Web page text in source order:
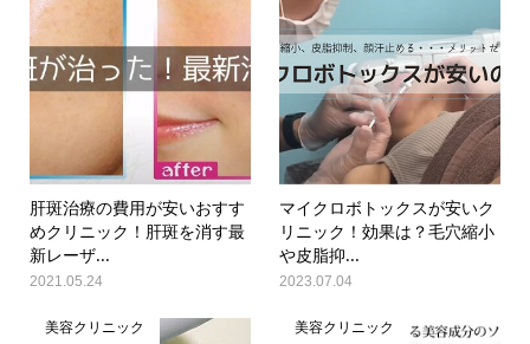
肝斑治療の費用が安いおすす
めクリニック！肝斑を消す最
新レーザ...
2021.05.24
マイクロボトックスが安いク
リニック！効果は？毛穴縮小
や皮脂抑...
2023.07.04
美容クリニック 美容クリニック